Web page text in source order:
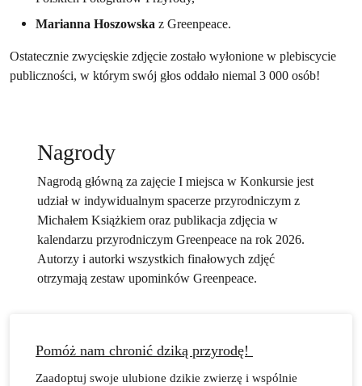
Marianna Hoszowska z Greenpeace.
Ostatecznie zwycięskie zdjęcie zostało wyłonione w plebiscycie
publiczności, w którym swój głos oddało niemal 3 000 osób!
Nagrody
Nagrodą główną za zajęcie I miejsca w Konkursie jest
udział w indywidualnym spacerze przyrodniczym z
Michałem Książkiem oraz publikacja zdjęcia w
kalendarzu przyrodniczym Greenpeace na rok 2026.
Autorzy i autorki wszystkich finałowych zdjęć
otrzymają zestaw upominków Greenpeace.
Pomóż nam chronić dziką przyrodę!
Zaadoptuj swoje ulubione dzikie zwierzę i wspólnie